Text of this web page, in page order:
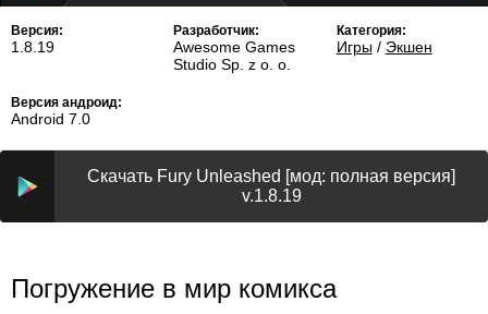
Версия:
1.8.19
Разработчик:
Awesome Games
Studio Sp. z o. o.
Категория:
Игры/ Экшен
Версия андроид:
Android 7.0
Скачать Fury Unleashed [мод: полная версия]
v.1.8.19
Погружение в мир комикса